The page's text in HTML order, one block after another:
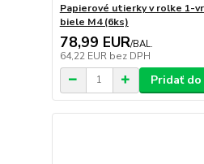
Papierové utierky v rolke 1-
biele M4 (6ks)
78,99 EUR/BAL.
64,22 EUR bez DPH
Pridať